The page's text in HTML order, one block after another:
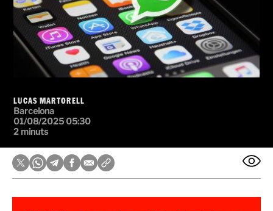
LUCAS MARTORELL
Barcelona
01/08/2025 05:30
2 minuts